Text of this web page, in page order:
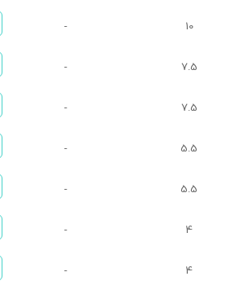
10
-
7.5
-
7.5
-
5.5
-
5.5
-
4
-
4
-